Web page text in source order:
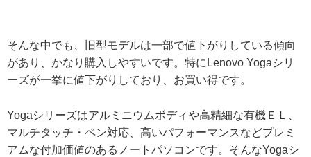
そんな中でも、旧型モデルは一部で値下がりしている傾向
があり、かなり購入しやすいです。特にLenovo Yogaシリ
ーズが一挙に値下がりしており、お買い得です。
Yogaシリーズはアルミニウムボディや高精細な有機ＥＬ、
マルチタッチ・ペン対応、高いパフォーマンスなどプレミ
アムな付加価値のあるノートパソコンです。そんなYogaシ